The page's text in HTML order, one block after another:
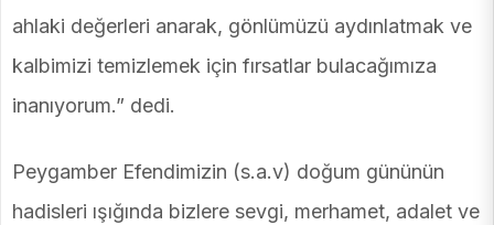
ahlaki değerleri anarak, gönlümüzü aydınlatmak ve
kalbimizi temizlemek için fırsatlar bulacağımıza
inanıyorum.” dedi.
Peygamber Efendimizin (s.a.v) doğum gününün
hadisleri ışığında bizlere sevgi, merhamet, adalet ve